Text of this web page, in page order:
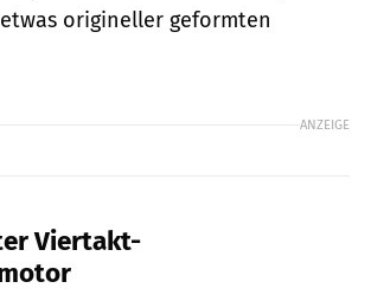
origineller geformten
ANZEIGE
Viertakt-